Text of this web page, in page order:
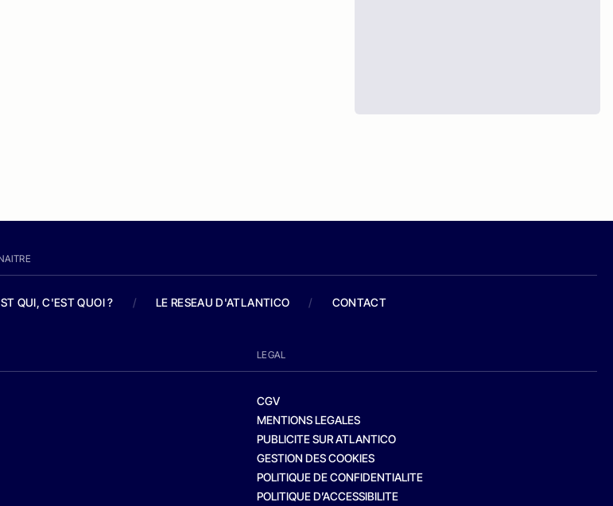
QUI, C'EST QUOI ? / LE RESEAU D'ATLANTICO / CONTACT
LEGAL
CGV
MENTIONS LEGALES
PUBLICITE SUR ATLANTICO
GESTION DES COOKIES
POLITIQUE DE CONFIDENTIALITE
POLITIQUE D’ACCESSIBILITE